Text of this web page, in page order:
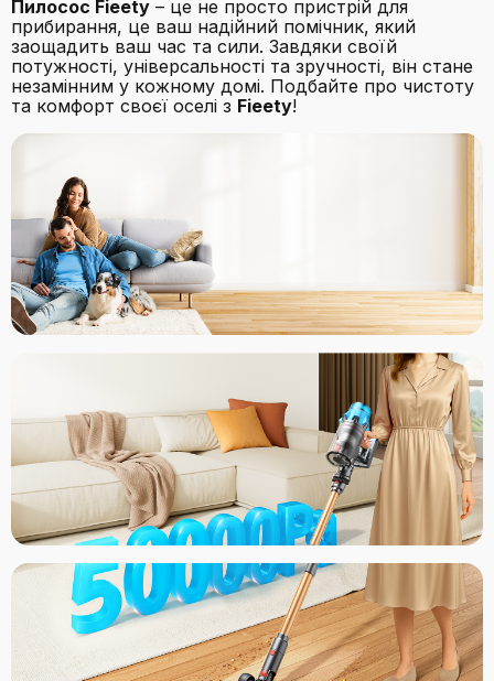
Пилосос Fieety – це не просто пристрій для
прибирання, це ваш надійний помічник, який
заощадить ваш час та сили. Завдяки своїй
потужності, універсальності та зручності, він стане
незамінним у кожному домі. Подбайте про чистоту
та комфорт своєї оселі з Fieety!